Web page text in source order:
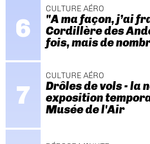
CULTURE AÉRO
"A ma façon, j’ai
Cordillère des
fois, mais de
CULTURE AÉRO
Drôles de vols - la
exposition
Musée de l'Air